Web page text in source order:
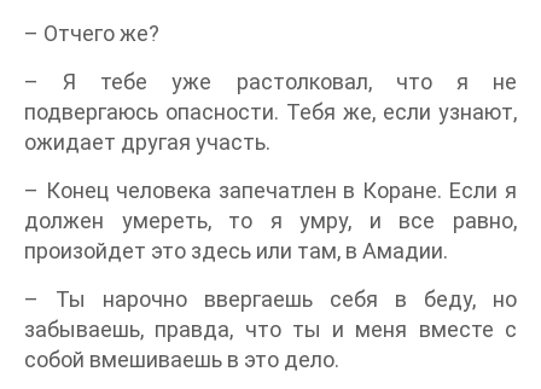
– Отчего же?
– Я тебе уже растолковал, что я не
подвергаюсь опасности. Тебя же, если узнают,
ожидает другая участь.
– Конец человека запечатлен в Коране. Если я
должен умереть, то я умру, и все равно,
произойдет это здесь или там, в Амадии.
– Ты нарочно ввергаешь себя в беду, но
забываешь, правда, что ты и меня вместе с
собой вмешиваешь в это дело.